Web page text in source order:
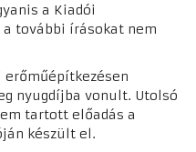
a Kiadói
a további írásokat nem
nyugdíjba vonult. Utolsó
tartott előadás a
készült el.